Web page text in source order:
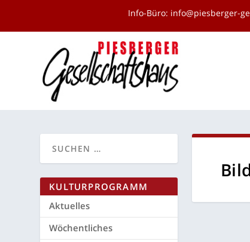
Info-Büro: info@piesberger-
KUL­TUR­PRO­GRAMM
Aktu­el­les
Wöchent­li­ches